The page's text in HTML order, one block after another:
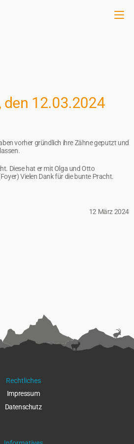
den 12.03.2024
vorher gründlich ihre Zähne geputzt und
Diese hat er mit Olga und Otto
Vielen Dank für die bunte Pracht.
12 März 2024
Rechtliches
Impressum
Datenschutz